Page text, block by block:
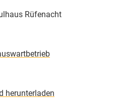
Rüfenacht
herunterladen